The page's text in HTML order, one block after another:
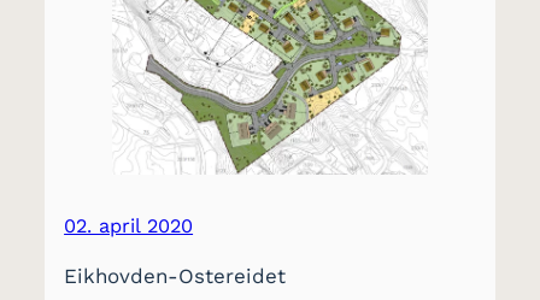
02. april 2020
Eikhovden-Ostereidet